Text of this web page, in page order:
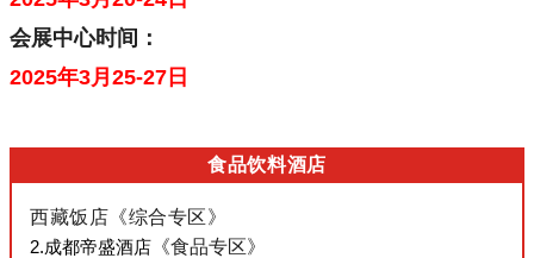
会展中心时间：
2025年3月25-27日
食品饮料酒店
西藏饭店 《综合专区》
2.成都帝盛酒店 《食品专区》